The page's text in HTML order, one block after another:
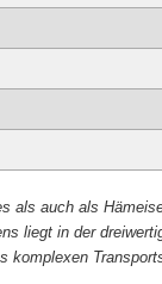
als auch als
liegt in der
komplexen